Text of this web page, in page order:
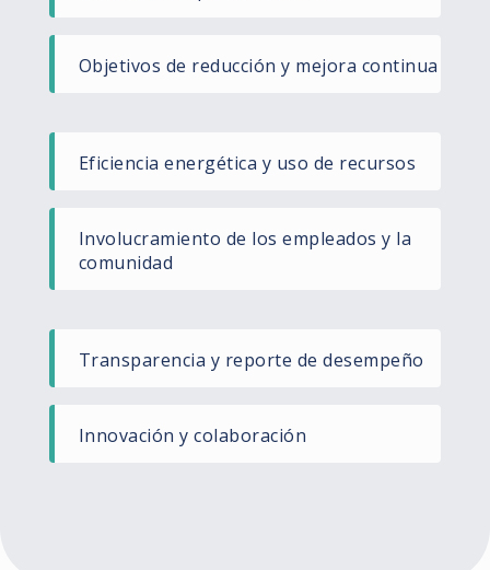
Objetivos de reducción y mejora continua
Eficiencia energética y uso de recursos​
Involucramiento de los empleados y la
comunidad​
Transparencia y reporte de desempeño​
Innovación y colaboración​